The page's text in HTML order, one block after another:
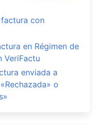
con
en Régimen de
VeriFactu
enviada a
o